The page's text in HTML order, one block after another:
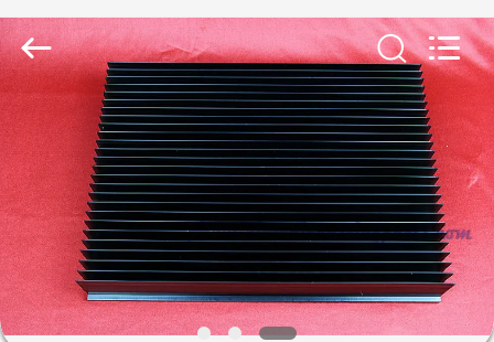
PARA
CASA
PRODUTOS
VÍDEOS
Industrial
Co.,Limited.
All
Rights